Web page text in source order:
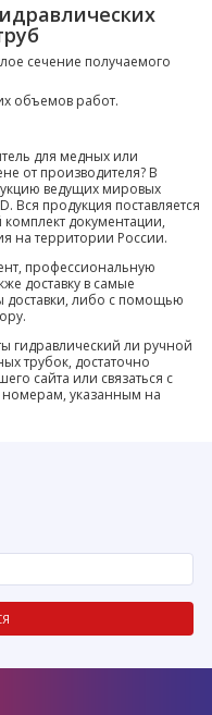
сечение получаемого
объемов работ.
для медных или
от производителя? В
ведущих мировых
Вся продукция поставляется
документации,
на территории России.
профессиональную
доставку в самые
доставки, либо с помощью
гидравлический ли ручной
трубок, достаточно
сайта или связаться с
указанным на